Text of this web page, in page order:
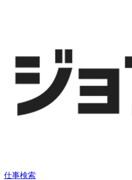
仕事検索